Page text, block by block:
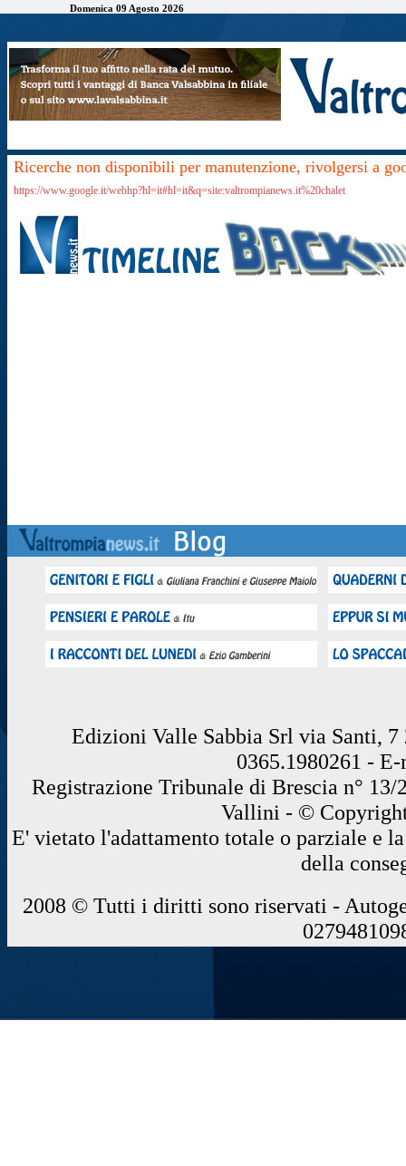
Domenica 09 Agosto 2026
Ricerche non disponibili per manutenzione, rivolgersi a
https://www.google.it/webhp?hl=it#hl=it&q=site:valtrompianews.it%20chalet
Edizioni Valle Sabbia Srl via Santi, 7
0365.1980261 -
Registrazione Tribunale di Brescia n°
Vallini - ©
E' vietato l'adattamento totale o parziale e
della
2008 © Tutti i diritti sono riservati -